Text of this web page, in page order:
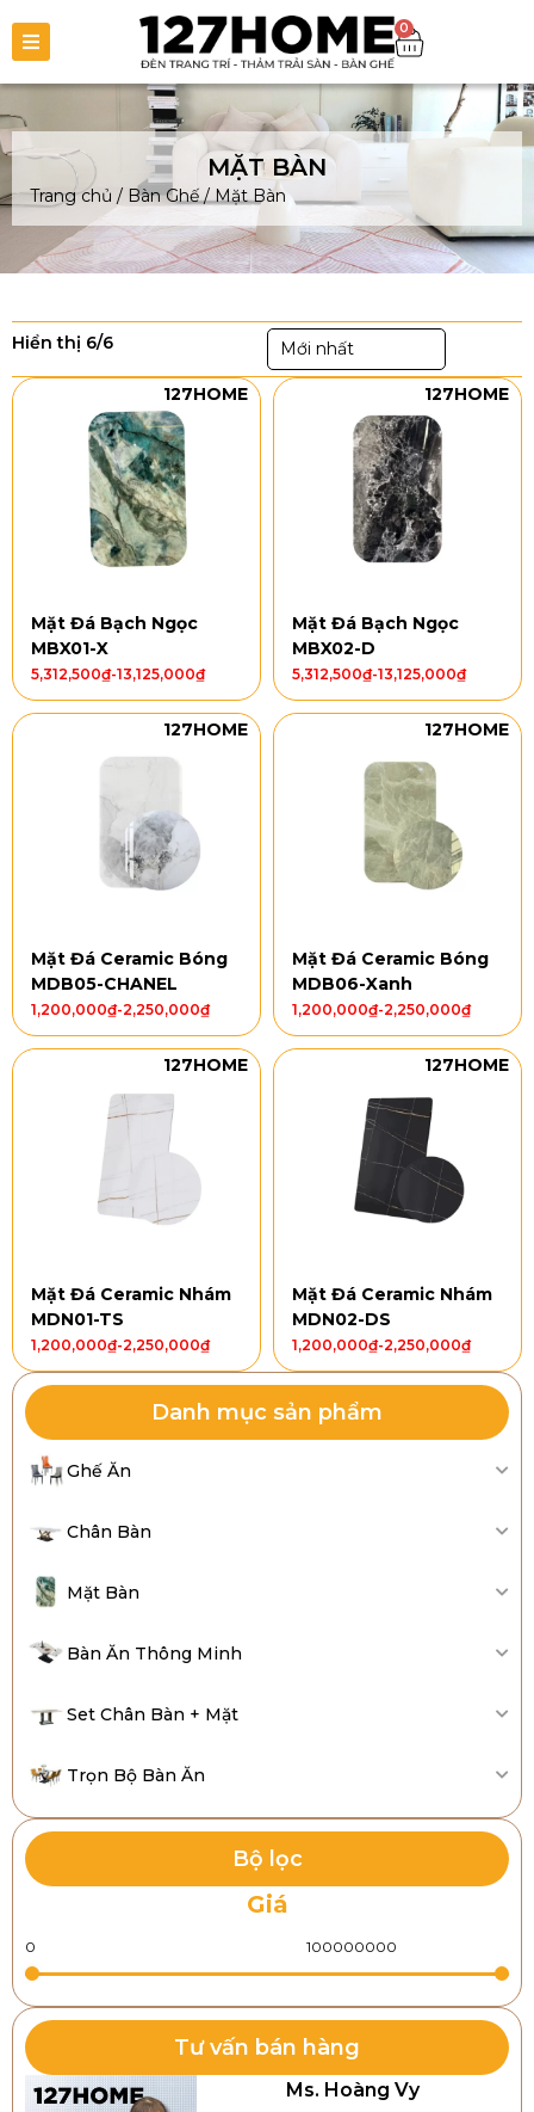
0
MẶT BÀN
Trang chủ / Bàn Ghế/Mặt Bàn
Danh mục sản phẩm
Ghế Ăn
Chân Bàn
Mặt Bàn
Bàn Ăn Thông Minh
Set Chân Bàn + Mặt
Trọn Bộ Bàn Ăn
Bộ lọc
Giá
Tư vấn bán hàng
Ms. Hoàng Vy
Hiển thị 6/6 Mới nhất
127HOME
Mặt Đá Bạch Ngọc
MBX01-X
5,312,500₫-13,125,000₫
127HOME
Mặt Đá Bạch Ngọc
MBX02-D
5,312,500₫-13,125,000₫
127HOME
Mặt Đá Ceramic Bóng
MDB05-CHANEL
1,200,000₫-2,250,000₫
127HOME
Mặt Đá Ceramic Bóng
MDB06-Xanh
1,200,000₫-2,250,000₫
127HOME
Mặt Đá Ceramic Nhám
MDN01-TS
1,200,000₫-2,250,000₫
127HOME
Mặt Đá Ceramic Nhám
MDN02-DS
1,200,000₫-2,250,000₫